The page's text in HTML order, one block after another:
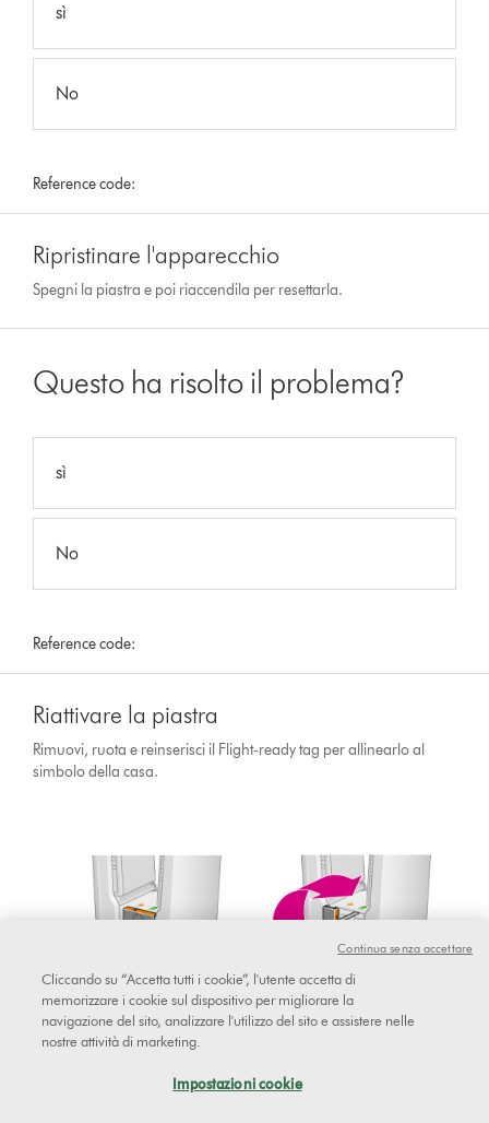
sì
No
Reference code:
Ripristinare l'apparecchio
Spegni la piastra e poi riaccendila per resettarla.
Questo ha risolto il problema?
sì
No
Reference code:
Riattivare la piastra
Rimuovi, ruota e reinserisci il Flight-ready tag per allinearlo al
simbolo della casa.
Cliccando su “Accetta tutti i cookie”, l'utente accetta di
memorizzare i cookie sul dispositivo per migliorare la
navigazione del sito, analizzare l'utilizzo del sito e assistere nelle
nostre attività di marketing.
Impostazioni cookie
Continua senza accettare